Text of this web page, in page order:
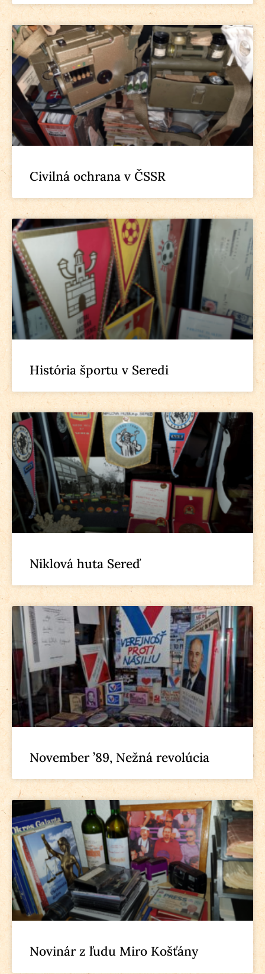
Civilná ochrana v ČSSR
História športu v Seredi
Niklová huta Sereď
November ’89, Nežná revolúcia
Novinár z ľudu Miro Košťány